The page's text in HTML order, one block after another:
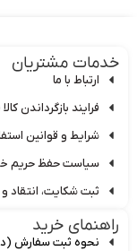
خدمات مشتریان
ارتباط با ما
فرایند بازگرداندن کالا
شرایط و قوانین
سیاست حفظ حریم
ثبت شکایت، انتقاد و
راهنمای خرید
نحوه ثبت سفارش